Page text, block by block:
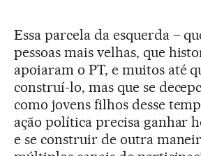
Essa parcela da esquerda –
pessoas mais velhas, que
apoiaram o PT, e muitos até
construí-lo, mas que se
como jovens filhos desse
ação política precisa ganhar
e se construir de outra